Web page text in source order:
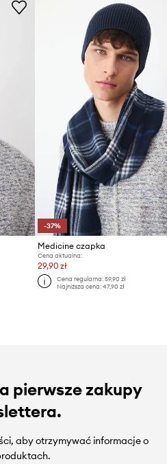
-37%
Medicine czapka
Cena aktualna:
29,90 zł
Cena regularna: 59,90 zł
Najniższa cena: 47,90 zł
pierwsze zakupy
aby otrzymywać informacje o